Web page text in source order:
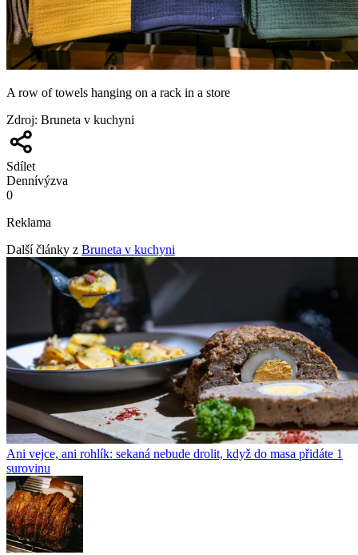
A row of towels hanging on a rack in a store
Zdroj: Bruneta v kuchyni
Sdílet
Dennívýzva
0
Reklama
Další články z Bruneta v kuchyni
Ani vejce, ani rohlík: sekaná nebude drolit, když do masa přidáte 1
surovinu